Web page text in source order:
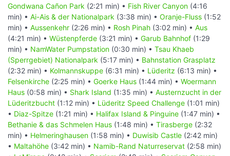
Gondwana Cañon Park (2:21 min) • Fish River Canyon (4:16
min) • Ai-Ais & der Nationalpark (3:38 min) • Oranje-Fluss (1:52
min) • Aussenkehr (2:26 min) • Rosh Pinah (3:02 min) • Aus
(4:21 min) • Wüstenpferde (3:21 min) • Garub Bahnhof (1:29
min) • NamWater Pumpstation (0:30 min) • Tsau Khaeb
(Sperrgebiet) Nationalpark (5:17 min) • Bahnstation Grasplatz
(2:32 min) • Kolmannskuppe (6:31 min) • Lüderitz (6:13 min) •
Felsenkirche (2:25 min) • Goerke Haus (1:44 min) • Woermann
Haus (0:58 min) • Shark Island (1:35 min) • Austernzucht in der
Lüderitzbucht (1:12 min) • Lüderitz Speed Challenge (1:01 min)
• Diaz-Spitze (1:21 min) • Halifax Island & Pinguine (1:47 min) •
Bethanie & das Schmelen Haus (1:48 min) • Tirasberge (2:32
min) • Helmeringhausen (1:58 min) • Duwisib Castle (2:42 min)
• Maltahöhe (3:42 min) • Namib-Rand Naturreservat (2:58 min)